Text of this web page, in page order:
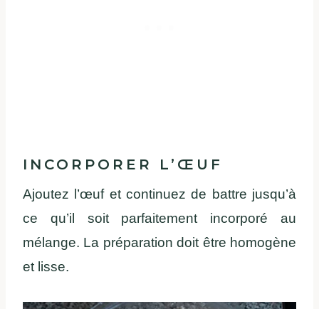
INCORPORER L’ŒUF
Ajoutez l’œuf et continuez de battre jusqu’à
ce qu’il soit parfaitement incorporé au
mélange. La préparation doit être homogène
et lisse.